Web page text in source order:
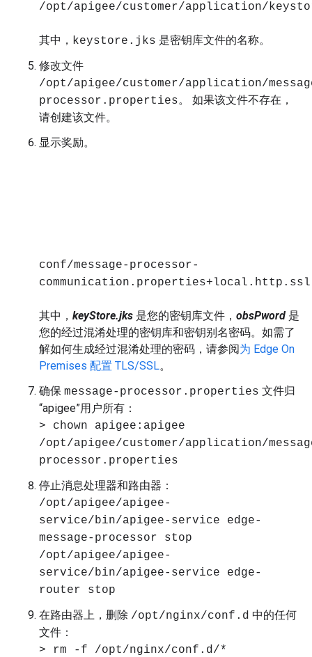
/opt/apigee/customer/application/
其中， keystore.jks 是密钥库文件的名称。
修改文件
/opt/apigee/customer/application/
processor.properties。 如果该文件不存在，
请创建该文件。
显示奖励。
conf/message-processor-
其中， keyStore.jks 是您的密钥库文件， obsPword 是
您的经过混淆处理的密钥库和密钥别名密码。如需了
解如何生成经过混淆处理的密码，请参阅为 Edge On
Premises 配置 TLS/SSL。
确保 message-processor.properties 文件归
“apigee”用户所有：
> chown apigee:apigee
/opt/apigee/customer/application/
processor.properties
停止消息处理器和路由器：
/opt/apigee/apigee-
service/bin/apigee-service edge-
message-processor stop
/opt/apigee/apigee-
service/bin/apigee-service edge-
router stop
在路由器上，删除 /opt/nginx/conf.d 中的任何
文件：
> rm -f /opt/nginx/conf.d/*